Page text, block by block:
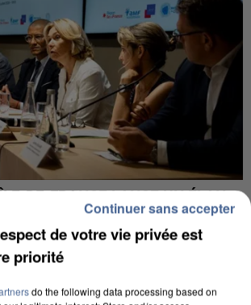
DE-FRANCE LANCE UN ÉLAN
AVEC LES...
de votre vie privée est
priorité
do the following data processing based on
Continuer sans accepter